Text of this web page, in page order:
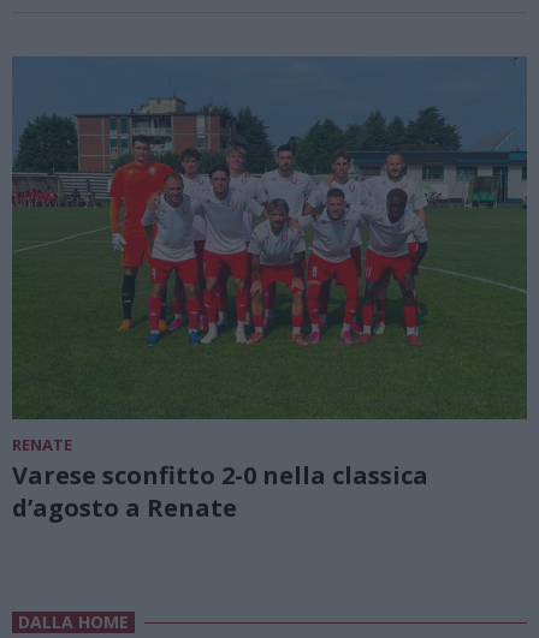
RENATE
Varese sconfitto 2-0 nella classica
d’agosto a Renate
DALLA HOME